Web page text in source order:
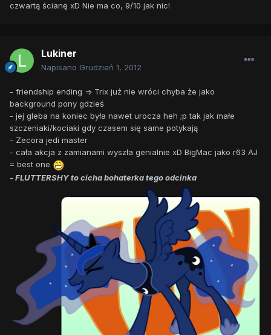
czwartą ścianę xD Nie ma co, 9/10 jak nic!
Lukiner
Napisano Grudzień 1, 2012
- friendship ending => Trix już nie wróci chyba że jako
background pony gdzieś
- jej gleba na koniec była nawet urocza heh ;p tak jak małe
szczeniaki/kociaki gdy czasem się same potykają
- Zecora jedi master
- cała akcja z zamianami wyszła genialnie xD BigMac jako r63 AJ
= best one
- FLUTTERSHY to cicha bohaterka tego odcinka